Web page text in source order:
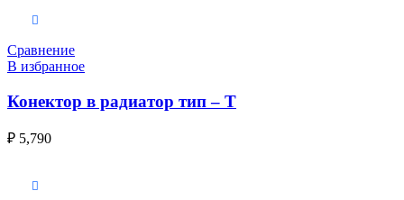
Сравнение
В избранное
Конектор в радиатор тип – Т
₽ 5,790